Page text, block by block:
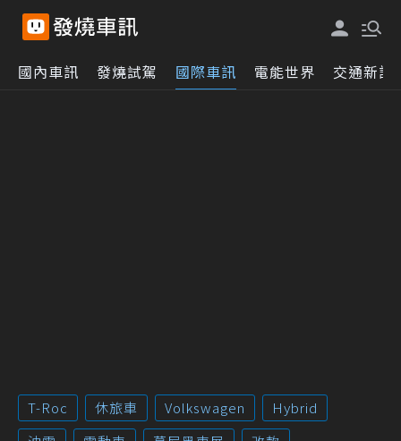
國內車訊 發燒試駕 國際車訊 電能世界 交通新訊
T-Roc 休旅車 Volkswagen
Hybrid